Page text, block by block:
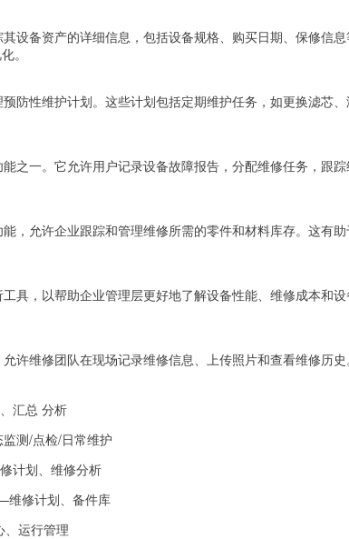
设备资产的详细信息，包括设备规格、购买日期、保修信
。
防性维护计划。这些计划包括定期维护任务，如更换滤芯
之一。它允许用户记录设备故障报告，分配维修任务，跟
，允许企业跟踪和管理维修所需的零件和材料库存。这有
具，以帮助企业管理层更好地了解设备性能、维修成本和
许维修团队在现场记录维修信息、上传照片和查看维修历史
汇总 分析
测/点检/日常维护
计划、维修分析
修计划、备件库
运行管理